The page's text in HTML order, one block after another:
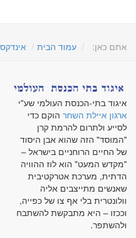
אתם כאן: עמוד הבית
איגוד בתי-הכנסת העולמי שע"י
ארגון איילת השחר הוקם כדי
לסייע ולתרום להרמת קרן
"המוסד" הזה שהוא אבן היסוד
של החיים הרוחניים בישראל –
"מקדש המעט" הוא לוז ההוויה
הדתית, מערכת אטרקטיבית
שאנשים מתייצבים אליה
וולונטרית בלי אף צו של כפייה,
וככזו – היא מתבקשת להשתבח
ולהשתפר.